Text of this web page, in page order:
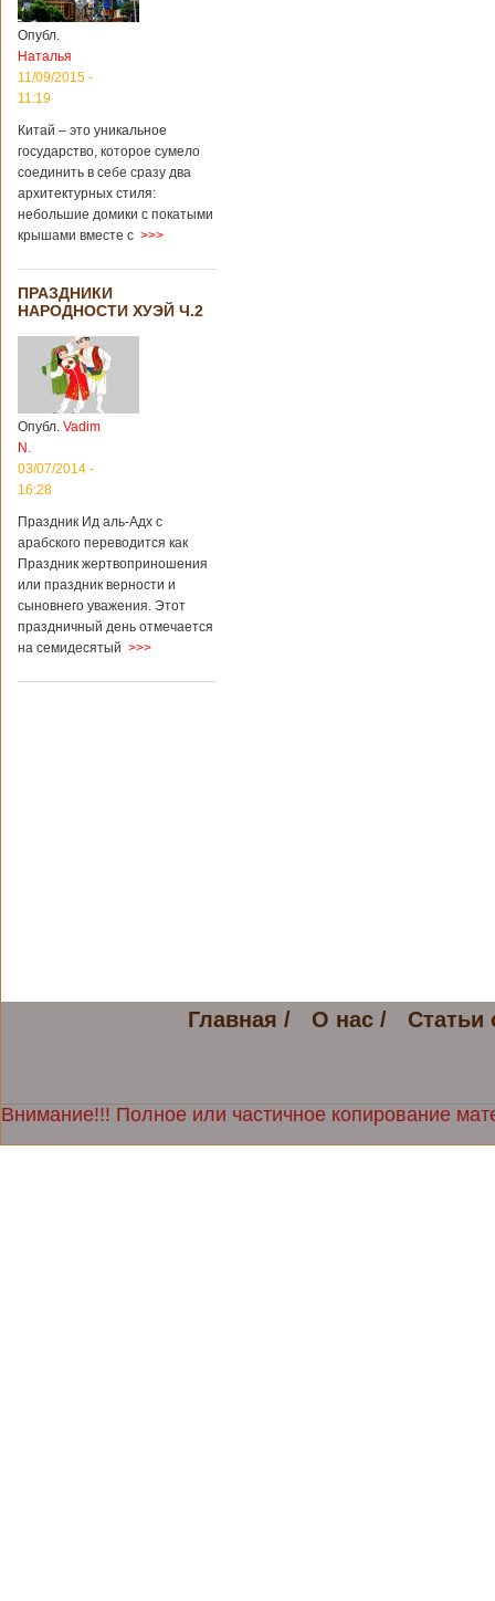
Опубл.
Наталья
11/09/2015 -
11:19
Китай – это уникальное
государство, которое сумело
соединить в себе сразу два
архитектурных стиля:
небольшие домики с покатыми
крышами вместе с >>>
ПРАЗДНИКИ
НАРОДНОСТИ ХУЭЙ Ч.2
Опубл. Vadim
N.
03/07/2014 -
16:28
Праздник Ид аль-Адх с
арабского переводится как
Праздник жертвоприношения
или праздник верности и
сыновнего уважения. Этот
праздничный день отмечается
на семидесятый >>>
Главная / О нас / Статьи
Внимание!!! Полное или частичное копирование